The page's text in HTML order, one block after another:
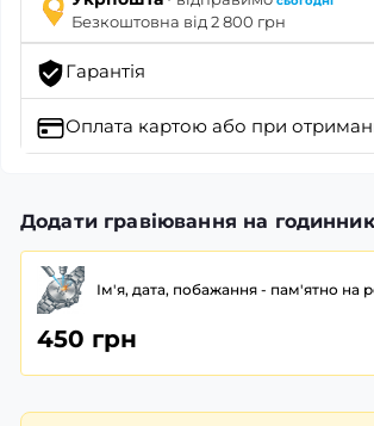
Безкоштовна від 2 800 грн
Гарантія
Оплата картою або при
Додати гравіювання на
Ім'я, дата, побажання - пам'ятно на
450 грн